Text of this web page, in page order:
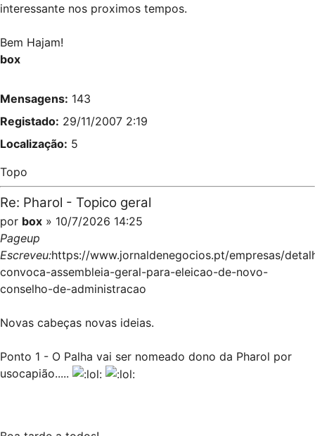
interessante nos proximos tempos.
Bem Hajam!
box
Mensagens: 143
Registado: 29/11/2007 2:19
Localização: 5
Topo
Re: Pharol - Topico geral
por box » 10/7/2026 14:25
Pageup
Escreveu:https://www.jornaldenegocios.pt/empresas/
convoca-assembleia-geral-para-eleicao-de-novo-
conselho-de-administracao
Novas cabeças novas ideias.
Ponto 1 - O Palha vai ser nomeado dono da Pharol por
usocapião.....